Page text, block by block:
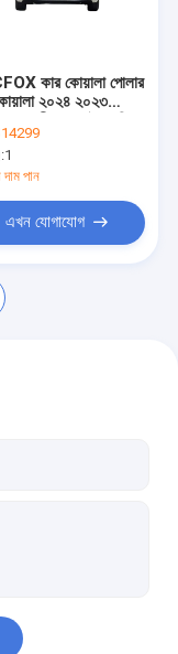
কার কোয়ালা পোলার
২০২৪ ২০২৩
বিক্রয় মূল্য মা গাড়ি
1
দাম পান
এখন যোগাযোগ